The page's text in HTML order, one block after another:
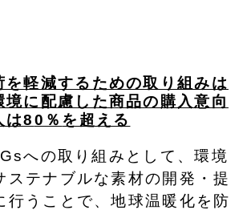
を軽減するための取り組みは
境に配慮した商品の購入意向
は80 ％ を超える
への取り組みとして、環境
ステナブルな素材の開発・提
行うことで、地球温暖化を防